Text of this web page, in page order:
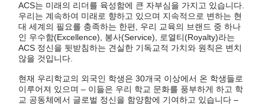
ACS는 미래의 리더를 육성함에 큰 자부심을 가지고 있습니다.
우리는 계속하여 미래로 향하고 있으며 지속적으로 변하는 현
대 세계의 필요를 충족하는 한편, 우리 교육의 브랜드 중 하나
인 우수함(Excellence), 봉사(Service), 로열티(Royalty)라는
ACS 정신을 뒷받침하는 견실한 기독교적 가치와 원칙은 변치
않을 것입니다.
현재 우리학교의 외국인 학생은 30개국 이상에서 온 학생들로
이루어져 있으며 – 이들은 우리 학교 문화를 풍부하게 하고 학
교 공동체에서 글로벌 정신을 함양함에 기여하고 있습니다 –